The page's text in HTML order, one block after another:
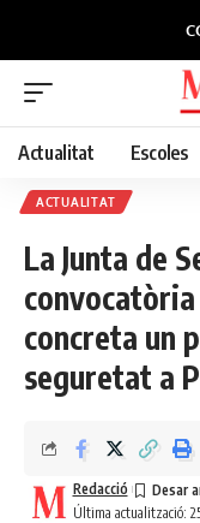
Actualitat Escoles
ACTUALITAT
La Junta de
concreta un
seguretat a
Última actualització:
Redacció